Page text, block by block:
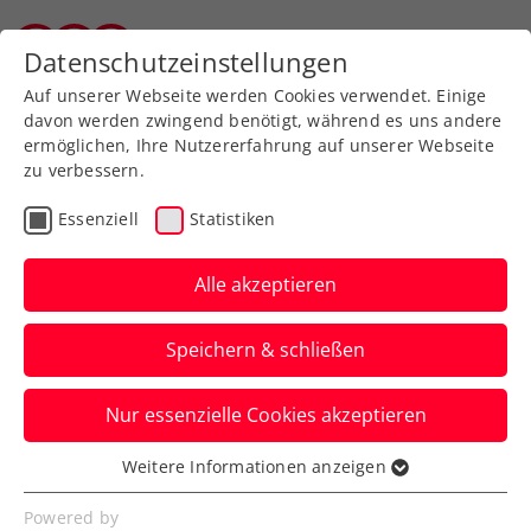
Zurück zur Newsübersicht
Turniere
WTA Auckland: Grabher
ohne weiterem
Erfolgserlebnis vor den
Australian Open
Die ÖTV-Spitzenspielerin ereilt in der
größten Stadt Neuseelands im
Achtelfinale das Aus.
Datenschutzeinstellungen
Auf unserer Webseite werden Cookies verwendet. Einige
davon werden zwingend benötigt, während es uns andere
ermöglichen, Ihre Nutzererfahrung auf unserer Webseite
zu verbessern.
Essenziell Statistiken
Alle akzeptieren
Speichern & schließen
Nur essenzielle Cookies akzeptieren
Essenziell
Essenzielle Cookies werden für grundlegende
Weitere Informationen anzeigen
Powered by